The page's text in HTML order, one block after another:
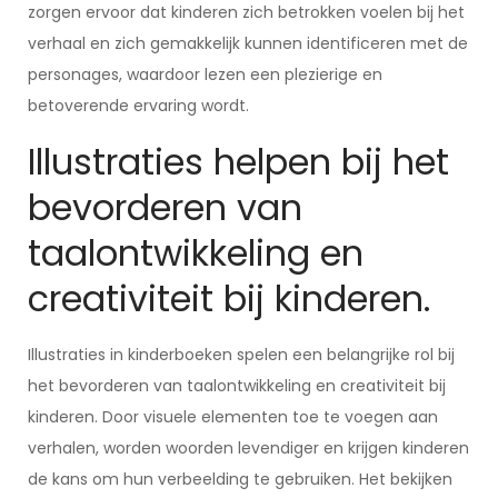
zorgen ervoor dat kinderen zich betrokken voelen bij het
verhaal en zich gemakkelijk kunnen identificeren met de
personages, waardoor lezen een plezierige en
betoverende ervaring wordt.
Illustraties helpen bij het
bevorderen van
taalontwikkeling en
creativiteit bij kinderen.
Illustraties in kinderboeken spelen een belangrijke rol bij
het bevorderen van taalontwikkeling en creativiteit bij
kinderen. Door visuele elementen toe te voegen aan
verhalen, worden woorden levendiger en krijgen kinderen
de kans om hun verbeelding te gebruiken. Het bekijken